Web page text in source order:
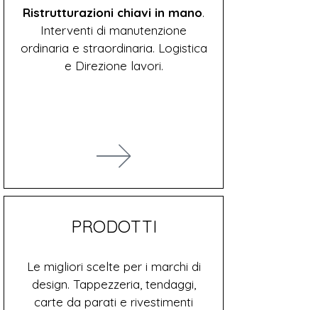
Ristrutturazioni chiavi in mano.
Interventi di manutenzione
ordinaria e straordinaria. Logistica
e Direzione lavori.
PRODOTTI
Le migliori scelte per i marchi di
design. Tappezzeria, tendaggi,
carte da parati e rivestimenti